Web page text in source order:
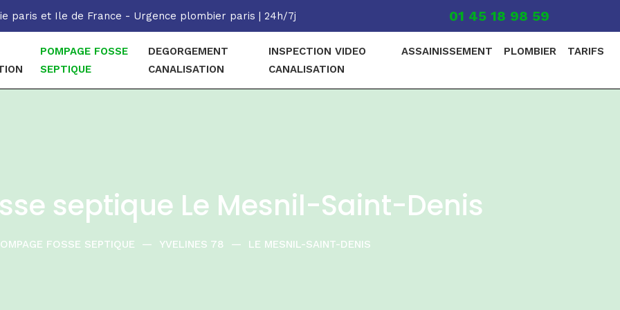
paris et Ile de France - Urgence plombier paris | 24h/7j 01 45 18 98 59
POMPAGE FOSSE
SEPTIQUE
DEGORGEMENT
CANALISATION
INSPECTION VIDEO
CANALISATION
ASSAINISSEMENT PLOMBIER TARIFS
septique Le Mesnil-Saint-Denis
FOSSE SEPTIQUE — YVELINES 78 — LE MESNIL-SAINT-DENIS